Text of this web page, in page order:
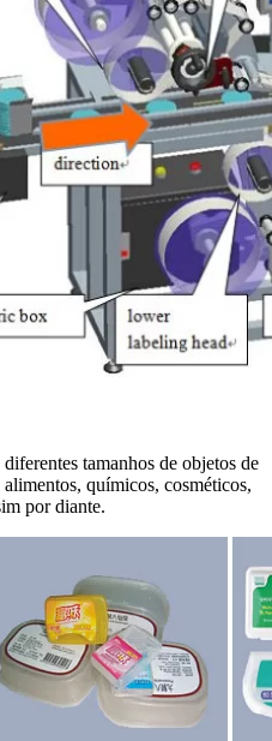
tamanhos de objetos de
químicos, cosméticos,
por diante.